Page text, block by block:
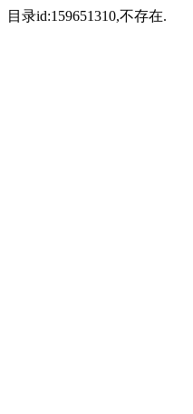
目录id:159651310,不存在.